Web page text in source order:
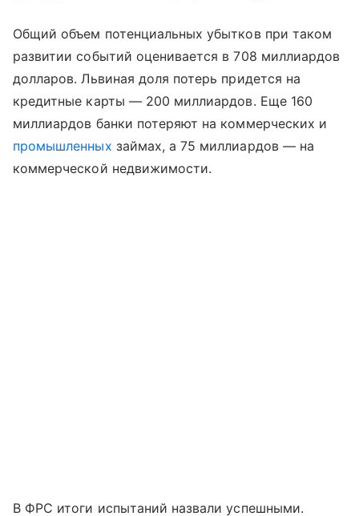
Общий объем потенциальных убытков при таком
развитии событий оценивается в 708 миллиардов
долларов. Львиная доля потерь придется на
кредитные карты — 200 миллиардов. Еще 160
миллиардов банки потеряют на коммерческих и
промышленных займах, а 75 миллиардов — на
коммерческой недвижимости.
В ФРС итоги испытаний назвали успешными.